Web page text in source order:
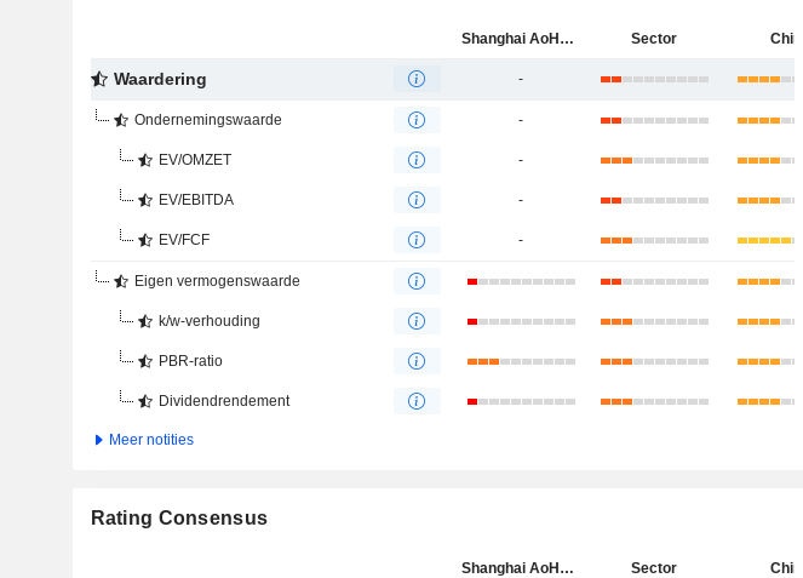
Shanghai AoHua Photoelectricity Endoscope Co., Ltd. Sector China
Waardering -
Ondernemingswaarde -
EV/OMZET -
EV/EBITDA -
EV/FCF -
Eigen vermogenswaarde
k/w-verhouding
PBR-ratio
Dividendrendement
Meer notities
Rating Consensus
Shanghai AoHua Photoelectricity Endoscope Co., Ltd. Sector China